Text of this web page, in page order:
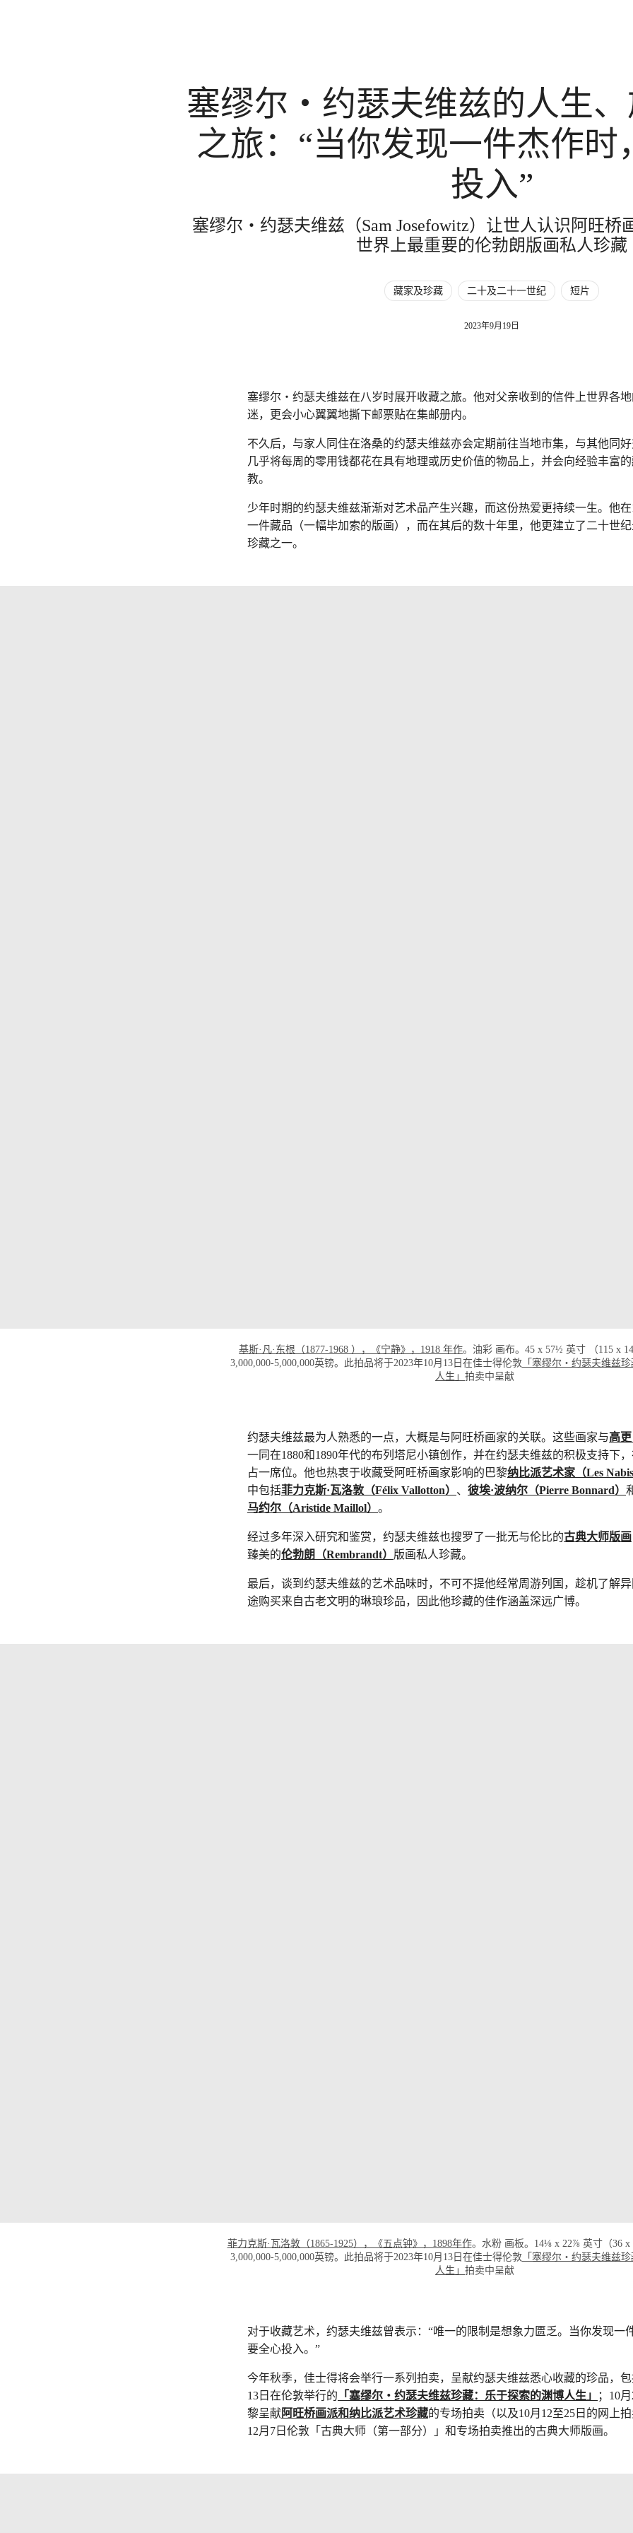
塞缪尔‧约瑟夫维兹的人生
之旅：“当你发现一件杰作时
投入”
塞缪尔‧约瑟夫维兹（Sam Josefowitz）让世人认识阿旺桥
世界上最重要的伦勃朗版画私人珍藏
藏家及珍藏 二十及二十一世纪 短片
2023年9月19日
塞缪尔‧约瑟夫维兹在八岁时展开收藏之旅。他对父亲收到的信件上世界各
迷，更会小心翼翼地撕下邮票贴在集邮册内。
不久后，与家人同住在洛桑的约瑟夫维兹亦会定期前往当地市集，与其他同
几乎将每周的零用钱都花在具有地理或历史价值的物品上，并会向经验丰富
教。
少年时期的约瑟夫维兹渐渐对艺术品产生兴趣，而这份热爱更持续一生。他
一件藏品（一幅毕加索的版画），而在其后的数十年里，他更建立了二十世
珍藏之一。
基斯·凡·东根（1877-1968 ），《宁静》，1918 年作。油彩 画布。45 x 57½ 英寸 （115 x
3,000,000-5,000,000英镑。此拍品将于2023年10月13日在佳士得伦敦「塞缪尔‧约瑟夫维兹珍
人生」 拍卖中呈献
约瑟夫维兹最为人熟悉的一点，大概是与阿旺桥画家的关联。这些画家与高更
一同在1880和1890年代的布列塔尼小镇创作，并在约瑟夫维兹的积极支持下
占一席位。他也热衷于收藏受阿旺桥画家影响的巴黎纳比派艺术家（Les Nabis
中包括菲力克斯·瓦洛敦（Félix Vallotton） 、 彼埃·波纳尔（Pierre Bonnard）
马约尔（Aristide Maillol） 。
经过多年深入研究和鉴赏，约瑟夫维兹也搜罗了一批无与伦比的古典大师版画
臻美的伦勃朗（Rembrandt） 版画私人珍藏。
最后，谈到约瑟夫维兹的艺术品味时，不可不提他经常周游列国，趁机了解
途购买来自古老文明的琳琅珍品，因此他珍藏的佳作涵盖深远广博。
菲力克斯·瓦洛敦（1865-1925），《五点钟》，1898年作。水粉 画板。14⅛ x 22⅞ 英寸（36 x
3,000,000-5,000,000英镑。此拍品将于2023年10月13日在佳士得伦敦「塞缪尔‧约瑟夫维兹珍
人生」 拍卖中呈献
对于收藏艺术，约瑟夫维兹曾表示：“唯一的限制是想象力匮乏。当你发现一
要全心投入。”
今年秋季，佳士得将会举行一系列拍卖，呈献约瑟夫维兹悉心收藏的珍品，包
13日在伦敦举行的 「塞缪尔‧约瑟夫维兹珍藏：乐于探索的渊博人生」
；10
黎呈献阿旺桥画派和纳比派艺术珍藏的专场拍卖（以及10月12至25日的网上
12月7日伦敦「古典大师（第一部分）」和专场拍卖推出的古典大师版画。